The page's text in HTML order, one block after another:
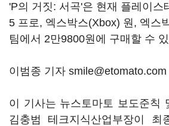
'P의 거짓: 서곡'은 현재 플레이스
5 프로, 엑스박스(Xbox) 원, 엑스
팀에서 2만9800원에 구매할 수
이범종 기자 smile@etomato.com
이 기사는 뉴스토마토 보도준칙
김충범 테크지식산업부장이 최